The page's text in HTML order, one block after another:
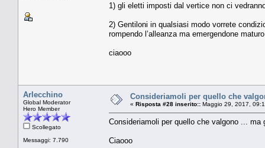
1) gli eletti imposti dal vertice non ci
2) Gentiloni in qualsiasi modo vorrete
rompendo l’alleanza ma emergendone
ciaooo
Arlecchino
Global Moderator
Hero Member
Scollegato
Messaggi: 7.790
Consideriamoli per quello che
« Risposta #28 inserito:: Maggio 29, 2017,
Consideriamoli per quello che valgono ...
Ciaooo